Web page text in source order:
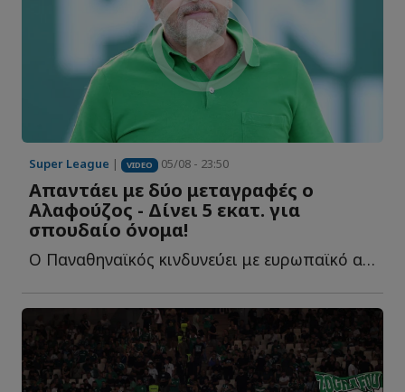
Super League | VIDEO 05/08 - 23:50
Απαντάει με δύο μεταγραφές ο
Αλαφούζος - Δίνει 5 εκατ. για
σπουδαίο όνομα!
Ο Παναθηναϊκός κινδυνεύει με ευρωπαϊκό αποκλεισμό-σοκ κ...